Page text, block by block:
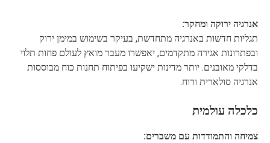
אנרגיה ירוקה ומחקר:
תגליות חדשות באנרגיה מתחדשת, בעיקר בשימוש במימן ירוק
ובפתרונות אגירה מתקדמים, יאפשרו מעבר מואץ לעולם פחות תלוי
בדלקי מאובנים. יותר מדינות ישקיעו בפיתוח תחנות כוח מבוססות
אנרגיה סולארית ורוח.
כלכלה עולמית
צמיחה והתמודדות עם משברים: